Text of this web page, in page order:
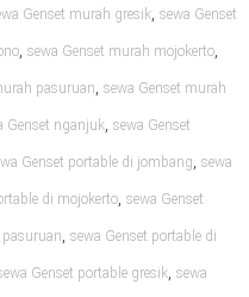
Genset murah gresik, sewa Genset
, sewa Genset murah mojokerto,
pasuruan, sewa Genset murah
Genset nganjuk, sewa Genset
Genset portable di jombang, sewa
di mojokerto, sewa Genset
pasuruan, sewa Genset portable di
Genset portable gresik, sewa